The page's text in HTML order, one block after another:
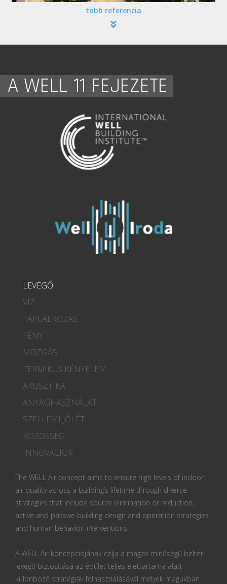
több referencia
A WELL 11 FEJEZETE
LEVEGŐ
VÍZ
TÁPLÁLKOZÁS
FÉNY
MOZGÁS
TERMIKUS KÉNYELEM
AKUSZTIKA
ANYAGHASZNÁLAT
SZELLEMI JÓLÉT
KÖZÖSSÉG
INNOVÁCIÓK
The WELL Air concept aims to ensure high levels of indoor
air quality across a building’s lifetime through diverse
strategies that include source elimination or reduction,
active and passive building design and operation strategies
and human behavior interventions.
A WELL Air koncepciójának célja a magas minőségű beltéri
levegő biztosítása az épület teljes élettartama alatt
különböző stratégiák felhasználásával melyek magukban